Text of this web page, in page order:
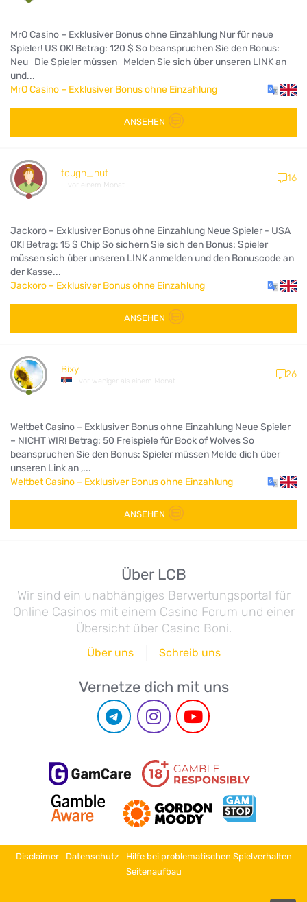
MrO Casino – Exklusiver Bonus ohne Einzahlung Nur für neue
Spieler! US OK! Betrag: 120 $ So beanspruchen Sie den Bonus:
Neu Die Spieler müssen Melden Sie sich über unseren LINK an
und...
MrO Casino – Exklusiver Bonus ohne Einzahlung
ANSEHEN
tough_nut
vor einem Monat
16
Jackoro – Exklusiver Bonus ohne Einzahlung Neue Spieler - USA
OK! Betrag: 15 $ Chip So sichern Sie sich den Bonus: Spieler
müssen sich über unseren LINK anmelden und den Bonuscode an
der Kasse...
Jackoro – Exklusiver Bonus ohne Einzahlung
ANSEHEN
Bixy
vor weniger als einem Monat
26
Weltbet Casino – Exklusiver Bonus ohne Einzahlung Neue Spieler
– NICHT WIR! Betrag: 50 Freispiele für Book of Wolves So
beanspruchen Sie den Bonus: Spieler müssen Melde dich über
unseren Link an ,...
Weltbet Casino – Exklusiver Bonus ohne Einzahlung
ANSEHEN
Über LCB
Wir sind ein unabhängiges Berwertungsportal für
Online Casinos mit einem Casino Forum und einer
Übersicht über Casino Boni.
Über uns Schreib uns
Vernetze dich mit uns
Disclaimer Datenschutz
Hilfe bei problematischen Spielverhalten
Seitenaufbau